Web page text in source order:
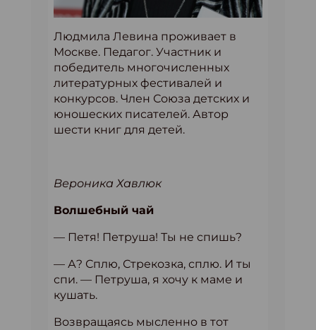
Людмила Левина проживает в
Москве. Педагог. Участник и
победитель многочисленных
литературных фестивалей и
конкурсов. Член Союза детских и
юношеских писателей. Автор
шести книг для детей.
Вероника Хавлюк
Волшебный чай
— Петя! Петруша! Ты не спишь?
— А? Сплю, Стрекозка, сплю. И ты
спи. — Петруша, я хочу к маме и
кушать.
Возвращаясь мысленно в тот